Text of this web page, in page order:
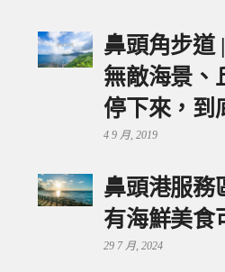
鼻頭角步道
無敵海景、
停下來，到
4 9 月, 2019
鼻頭港服務
有海鮮美食
29 7 月, 2024